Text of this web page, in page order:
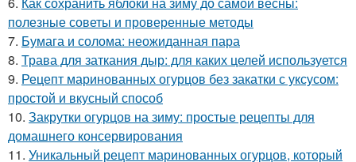
полезные советы и проверенные методы
7. Бумага и солома: неожиданная пара
8. Трава для заткания дыр: для каких целей используется
9. Рецепт маринованных огурцов без закатки с уксусом:
простой и вкусный способ
10. Закрутки огурцов на зиму: простые рецепты для
домашнего консервирования
11. Уникальный рецепт маринованных огурцов, который